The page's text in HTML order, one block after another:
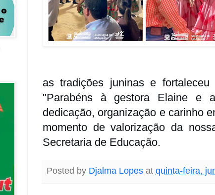
as tradições juninas e
"Parabéns à gestora Elaine e
dedicação, organização e carinho
momento de valorização da
Secretaria de Educação.
Posted by Djalma Lopes at quinta-feira,